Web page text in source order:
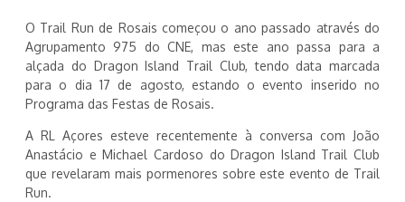
O Trail Run de Rosais começou o ano passado através do
Agrupamento 975 do CNE, mas este ano passa para a
alçada do Dragon Island Trail Club, tendo data marcada
para o dia 17 de agosto, estando o evento inserido no
Programa das Festas de Rosais.
A RL Açores esteve recentemente à conversa com João
Anastácio e Michael Cardoso do Dragon Island Trail Club
que revelaram mais pormenores sobre este evento de Trail
Run.